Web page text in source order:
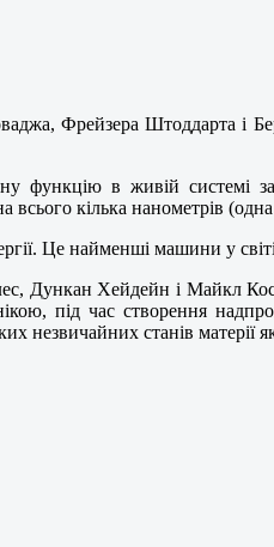
Фрейзера Штоддарта і
в живій системі
кілька нанометрів
Це найменші машини у
Дункан Хейдейн і Майкл
під час створення
незвичайних станів матерії